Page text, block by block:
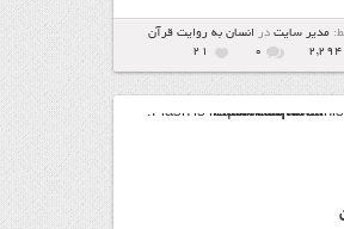
مدیر سایتدر انسان به روایت قرآن
2,294
۰ 21
Flash Required
Flash is required to view this
Download Here
.